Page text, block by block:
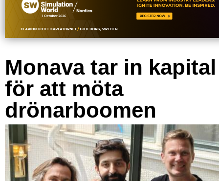
Monava tar in kapital
för att möta
drönarboomen